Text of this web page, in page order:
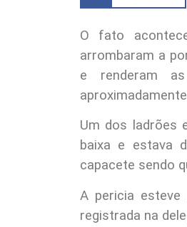
O fato
arrombaram a
e renderam
Um dos ladrões
baixa e estava
capacete sendo
A pericia
registrada na